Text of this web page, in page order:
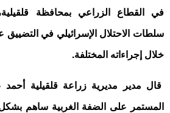
في القطاع الزراعي بمحافظة
سلطات الاحتلال الإسرائيلي في
خلال إجراءاته المختلفة.
قال مدير مديرية زراعة قلقيلية أحمد
المستمر على الضفة الغربية ساهم